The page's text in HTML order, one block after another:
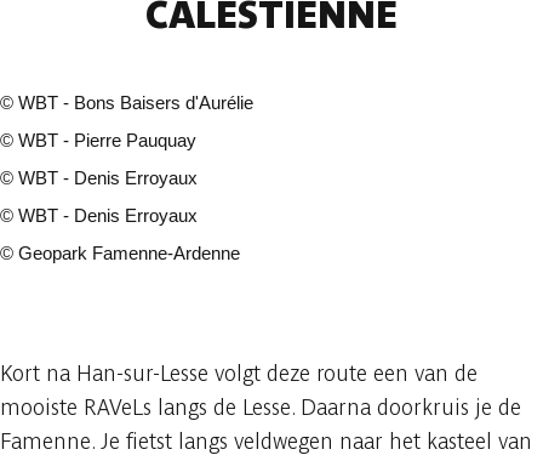
CALESTIENNE
© WBT - Bons Baisers d'Aurélie
© WBT - Pierre Pauquay
© WBT - Denis Erroyaux
© WBT - Denis Erroyaux
© Geopark Famenne-Ardenne
Kort na Han-sur-Lesse volgt deze route een van de
mooiste RAVeLs langs de Lesse. Daarna doorkruis je de
Famenne. Je fietst langs veldwegen naar het kasteel van